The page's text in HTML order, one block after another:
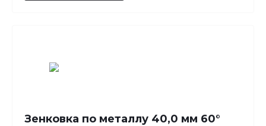
Зенковка по металлу 40,0 мм 60°